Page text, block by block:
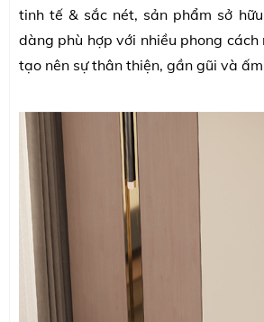
tinh tế & sắc nét, sản phẩm sở
dàng phù hợp với nhiều phong
tạo nên sự thân thiện, gần gũi và